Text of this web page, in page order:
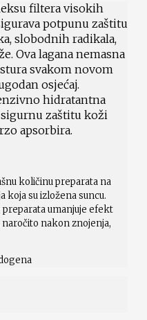
filtera visokih
potpunu zaštitu
slobodnih radikala,
Ova lagana nemasna
svakom novom
osjećaj.
hidratantna
zaštitu koži
apsorbira.
količinu preparata na
koja su izložena suncu.
umanjuje efekt
naročito nakon znojenja,